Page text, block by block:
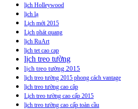
lịch Holleywood
lịch lạ
Lịch mới 2015
Lịch phát quang
lịch RuArt
lịch tet cao cap
lịch treo tường
lịch treo tường 2015
lịch treo tường 2015 phong cách vantage
lịch treo tường cao câp
Lịch treo tường cao cấp 2015
lịch treo tường cao cấp toàn cầu